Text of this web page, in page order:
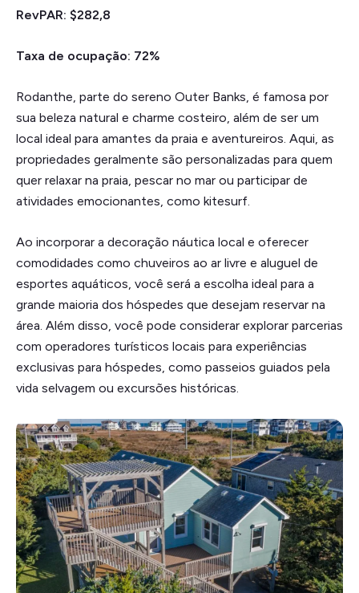
RevPAR: $282,8
Taxa de ocupação: 72%
Rodanthe, parte do sereno Outer Banks, é famosa por
sua beleza natural e charme costeiro, além de ser um
local ideal para amantes da praia e aventureiros. Aqui, as
propriedades geralmente são personalizadas para quem
quer relaxar na praia, pescar no mar ou participar de
atividades emocionantes, como kitesurf.
Ao incorporar a decoração náutica local e oferecer
comodidades como chuveiros ao ar livre e aluguel de
esportes aquáticos, você será a escolha ideal para a
grande maioria dos hóspedes que desejam reservar na
área. Além disso, você pode considerar explorar parcerias
com operadores turísticos locais para experiências
exclusivas para hóspedes, como passeios guiados pela
vida selvagem ou excursões históricas.